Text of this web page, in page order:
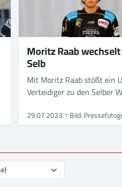
Moritz Raab
Selb
Mit Moritz Raab stößt ein
Verteidiger zu den Selber
29.07.2023 Bild: